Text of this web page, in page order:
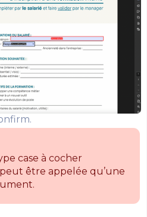
case à cocher
être appelée qu’une